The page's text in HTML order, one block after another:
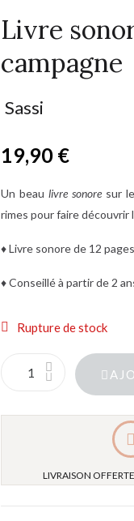
Livre
campagne
Sassi
19,90 €
Un beau livre sonore sur
rimes pour faire
♦ Livre sonore de 12 pages
♦ Conseillé à partir de 2
Rupture de stock
LIVRAISON